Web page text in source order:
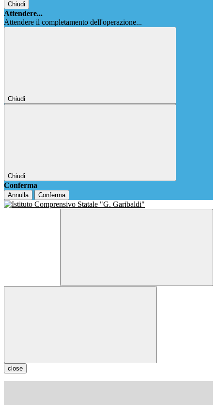
Chiudi
Attendere...
Attendere il completamento dell'operazione...
Chiudi
Chiudi
Conferma
Annulla Conferma
close